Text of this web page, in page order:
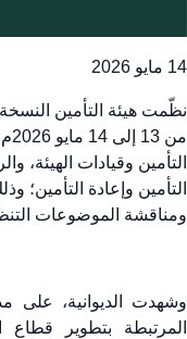
14 مايو 2026
نظّمت هيئة التأمين النسخة
التأمين وقيادات الهيئة،
التأمين وإعادة التأمين؛
ومناقشة الموضوعات
وشهدت الديوانية،
المرتبطة بتطوير